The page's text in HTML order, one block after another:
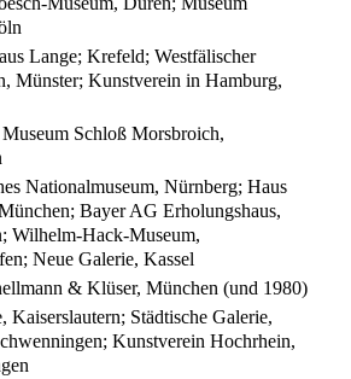
Lange; Krefeld; Westfälischer
Münster; Kunstverein in Hamburg,
Museum Schloß Morsbroich,
Nationalmuseum, Nürnberg; Haus
Bayer AG Erholungshaus,
Wilhelm-Hack-Museum,
Neue Galerie, Kassel
& Klüser, München (und 1980)
Kaiserslautern; Städtische Galerie,
Kunstverein Hochrhein,